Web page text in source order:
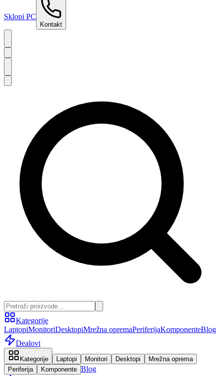
Sklopi PC
Kontakt
Kategorije
LaptopiMonitoriDesktopiMrežna opremaPeriferijaKomponenteBlog
Dealovi
Kategorije Laptopi Monitori Desktopi
Mrežna oprema
Periferija
Komponente Blog